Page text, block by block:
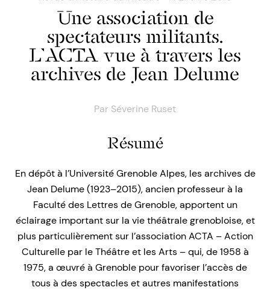
Une association de
spectateurs militants.
L’ACTA vue à travers les
archives de Jean Delume
Par Séverine Ruset
Résumé
En dépôt à l’Université Grenoble Alpes, les archives de
Jean Delume (1923–2015), ancien professeur à la
Faculté des Lettres de Grenoble, apportent un
éclairage important sur la vie théâtrale grenobloise, et
plus particulièrement sur l’association ACTA – Action
Culturelle par le Théâtre et les Arts – qui, de 1958 à
1975, a œuvré à Grenoble pour favoriser l’accès de
tous à des spectacles et autres manifestations